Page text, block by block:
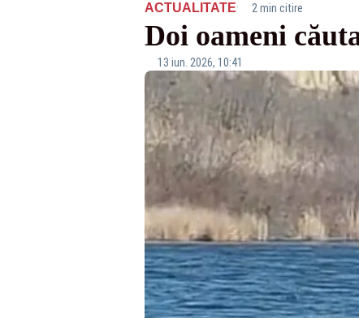
ACTUALITATE· 2 min citire
Doi oameni
13 iun. 2026, 10:41